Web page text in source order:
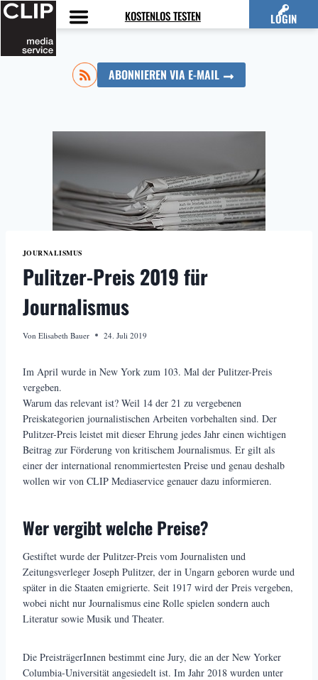
Zum
Inhalt
springen
KOSTENLOS TESTEN LOGIN
ABONNIEREN VIA E-MAIL
JOURNALISMUS
Pulitzer-Preis 2019 für
Journalismus
Von Elisabeth Bauer 24. Juli 2019
Im April wurde in New York zum 103. Mal der Pulitzer-Preis
vergeben.
Warum das relevant ist? Weil 14 der 21 zu vergebenen
Preiskategorien journalistischen Arbeiten vorbehalten sind. Der
Pulitzer-Preis leistet mit dieser Ehrung jedes Jahr einen wichtigen
Beitrag zur Förderung von kritischem Journalismus. Er gilt als
einer der international renommiertesten Preise und genau deshalb
wollen wir von CLIP Mediaservice genauer dazu informieren.
Wer vergibt welche Preise?
Gestiftet wurde der Pulitzer-Preis vom Journalisten und
Zeitungsverleger Joseph Pulitzer, der in Ungarn geboren wurde und
später in die Staaten emigrierte. Seit 1917 wird der Preis vergeben,
wobei nicht nur Journalismus eine Rolle spielen sondern auch
Literatur sowie Musik und Theater.
Die PreisträgerInnen bestimmt eine Jury, die an der New Yorker
Columbia-Universität angesiedelt ist. Im Jahr 2018 wurden unter